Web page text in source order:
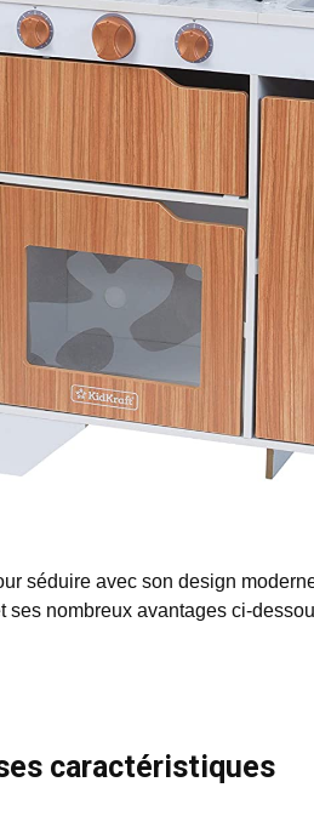
séduire avec son design
nombreux avantages ci-
caractéristiques